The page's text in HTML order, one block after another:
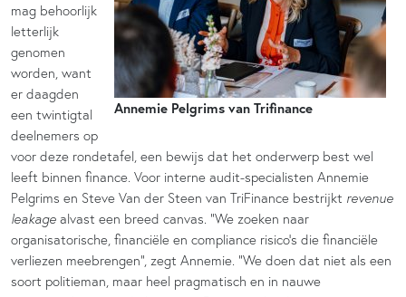
Annemie Pelgrims van Trifinance
mag behoorlijk
letterlijk
genomen
worden, want
er daagden
een twintigtal
deelnemers op
voor deze rondetafel, een bewijs dat het onderwerp best wel
leeft binnen finance. Voor interne audit-specialisten Annemie
Pelgrims en Steve Van der Steen van TriFinance bestrijkt revenue
leakage alvast een breed canvas. “We zoeken naar
organisatorische, financiële en compliance risico’s die financiële
verliezen meebrengen”, zegt Annemie. “We doen dat niet als een
soort politieman, maar heel pragmatisch en in nauwe